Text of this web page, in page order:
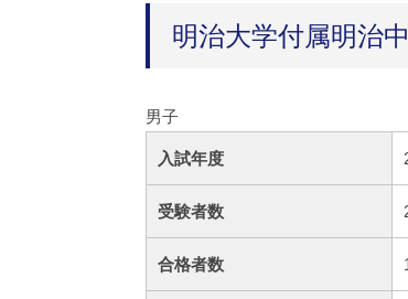
明治大学付属明治
男子
入試年度
受験者数
合格者数